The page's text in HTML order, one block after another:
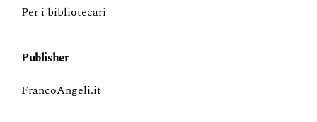
Per i bibliotecari
Publisher
FrancoAngeli.it